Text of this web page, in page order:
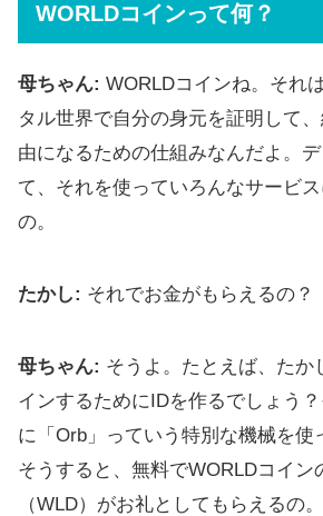
WORLDコインって何？
母ちゃん: WORLDコインね。それ
タル世界で自分の身元を証明して
由になるための仕組みなんだよ。
て、それを使っていろんなサービ
の。
たかし: それでお金がもらえるの？
母ちゃん: そうよ。たとえば、たか
インするためにIDを作るでしょう
に「Orb」っていう特別な機械を使
そうすると、無料でWORLDコイン
（WLD）がお礼としてもらえるの。